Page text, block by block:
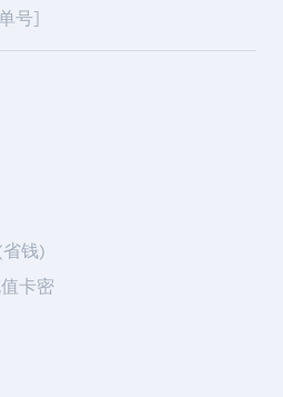
号]
钱)
卡密